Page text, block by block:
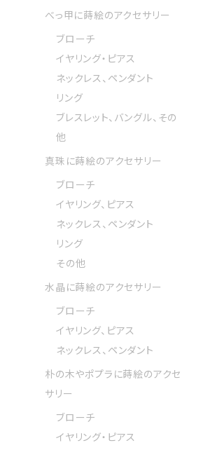
べっ甲に蒔絵のアクセサリー
ブローチ
イヤリング・ピアス
ネックレス、ペンダント
リング
ブレスレット、バングル、その
他
真珠に蒔絵のアクセサリー
ブローチ
イヤリング、ピアス
ネックレス、ペンダント
リング
その他
水晶に蒔絵のアクセサリー
ブローチ
イヤリング、ピアス
ネックレス、ペンダント
朴の木やポプラに蒔絵のアクセ
サリー
ブローチ
イヤリング・ピアス